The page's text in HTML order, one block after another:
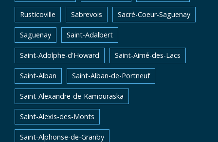
Rusticoville Sabrevois Sacré-Coeur-Saguenay
Saguenay Saint-Adalbert
Saint-Adolphe-d'Howard Saint-Aimé-des-Lacs
Saint-Alban Saint-Alban-de-Portneuf
Saint-Alexandre-de-Kamouraska
Saint-Alexis-des-Monts
Saint-Alphonse-de-Granby